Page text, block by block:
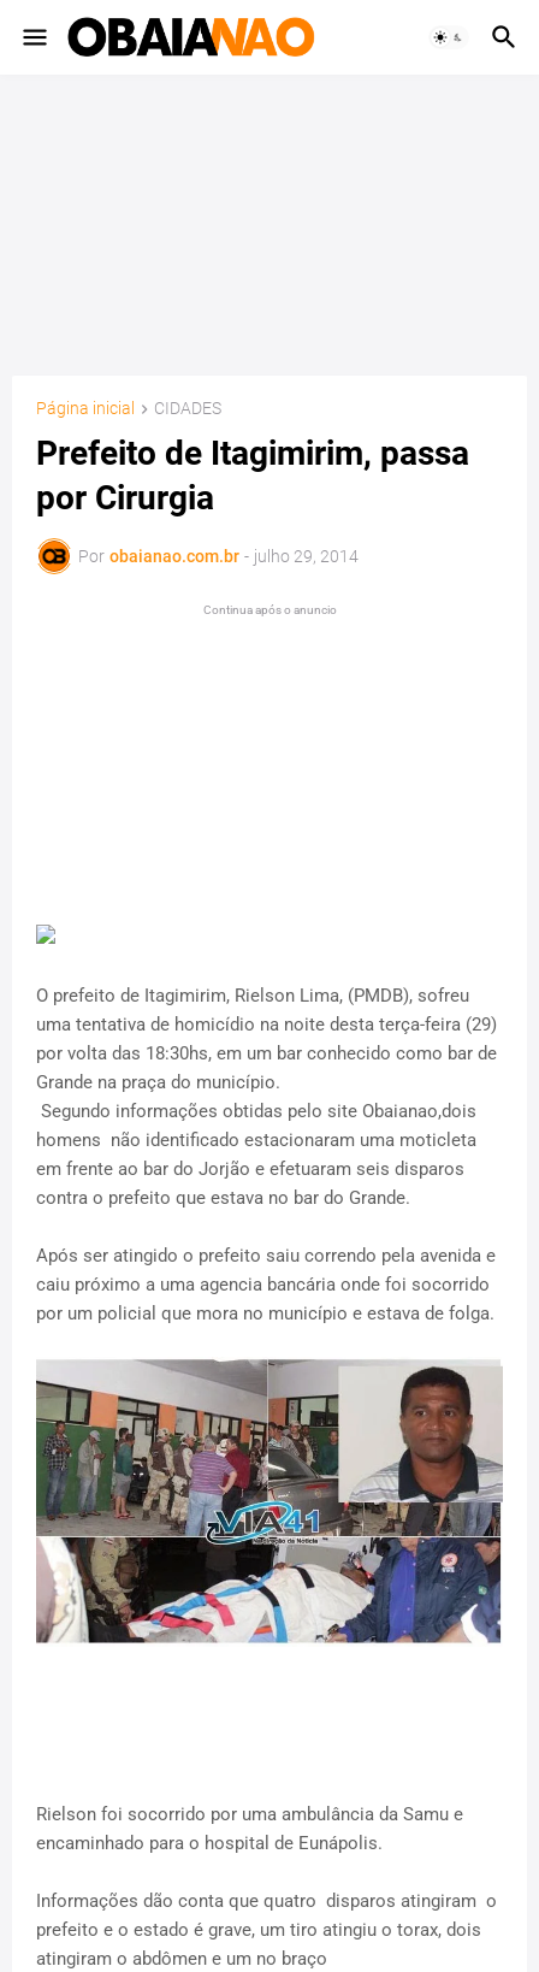
Página inicial CIDADES
Prefeito de Itagimirim, passa
por Cirurgia
Por obaianao.com.br - julho 29, 2014
Continua após o anuncio
O prefeito de Itagimirim, Rielson Lima, (PMDB), sofreu
uma tentativa de homicídio na noite desta terça-feira (29)
por volta das 18:30hs, em um bar conhecido como bar de
Grande na praça do município.
Segundo informações obtidas pelo site Obaianao,dois
homens não identificado estacionaram uma moticleta
em frente ao bar do Jorjão e efetuaram seis disparos
contra o prefeito que estava no bar do Grande.
Após ser atingido o prefeito saiu correndo pela avenida e
caiu próximo a uma agencia bancária onde foi socorrido
por um policial que mora no município e estava de folga.
Rielson foi socorrido por uma ambulância da Samu e
encaminhado para o hospital de Eunápolis.
Informações dão conta que quatro disparos atingiram o
prefeito e o estado é grave, um tiro atingiu o torax, dois
atingiram o abdômen e um no braço